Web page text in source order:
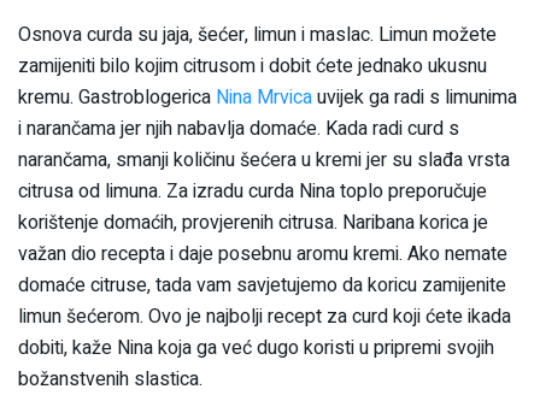
Osnova curda su jaja, šećer, limun i maslac. Limun možete
zamijeniti bilo kojim citrusom i dobit ćete jednako ukusnu
kremu. Gastroblogerica Nina Mrvicauvijek ga radi s limunima
i narančama jer njih nabavlja domaće. Kada radi curd s
narančama, smanji količinu šećera u kremi jer su slađa vrsta
citrusa od limuna. Za izradu curda Nina toplo preporučuje
korištenje domaćih, provjerenih citrusa. Naribana korica je
važan dio recepta i daje posebnu aromu kremi. Ako nemate
domaće citruse, tada vam savjetujemo da koricu zamijenite
limun šećerom. Ovo je najbolji recept za curd koji ćete ikada
dobiti, kaže Nina koja ga već dugo koristi u pripremi svojih
božanstvenih slastica.